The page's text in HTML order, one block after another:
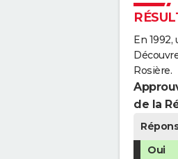
En
Rosière.
de la
Oui